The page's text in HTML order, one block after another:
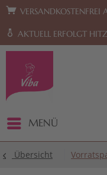
Zur Hauptnavigation
VERSANDKOSTENFREI
AKTUELL ERFOLGT
MENÜ
Übersicht